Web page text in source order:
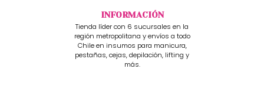
INFORMACIÓN
Tienda líder con 6 sucursales en la
región metropolitana y envíos a todo
Chile en insumos para manicura,
pestañas, cejas, depilación, lifting y
más.